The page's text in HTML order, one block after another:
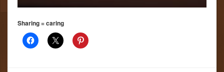
Sharing = caring